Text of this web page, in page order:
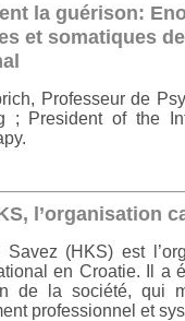
la guérison:
et somatiques
Professeur de
; President of the
l’organisation
(HKS) est
en Croatie. Il a
de la société, qui
professionnel et